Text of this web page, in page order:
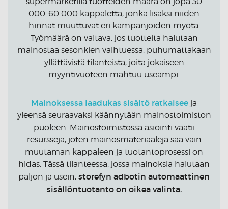
000-60 000 kappaletta, jonka lisäksi niiden
hinnat muuttuvat eri kampanjoiden myötä.
Työmäärä on valtava, jos tuotteita halutaan
mainostaa sesonkien vaihtuessa, puhumattakaan
yllättävistä tilanteista, joita jokaiseen
myyntivuoteen mahtuu useampi.
Mainoksessa laadukas sisältö ratkaisee ja
yleensä seuraavaksi käännytään mainostoimiston
puoleen. Mainostoimistossa asiointi vaatii
resursseja, joten mainosmateriaaleja saa vain
muutaman kappaleen ja tuotantoprosessi on
hidas. Tässä tilanteessa, jossa mainoksia halutaan
paljon ja usein, storefyn adbotin automaattinen
sisällöntuotanto on oikea valinta.